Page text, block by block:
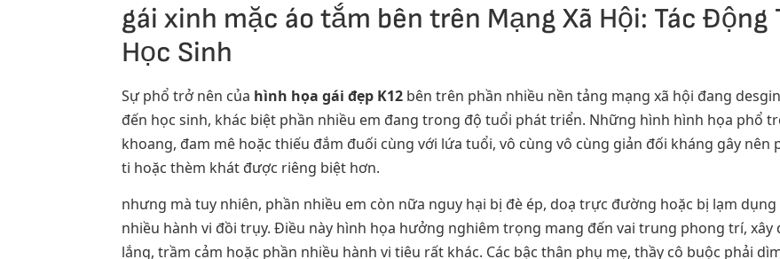
gái xinh mặc áo tắm bên trên Mạng Xã Hội: Tác Động
Học Sinh
Sự phổ trở nên của hình họa gái đẹp K12 bên trên phần nhiều nền tảng mạng xã hội đang
đến học sinh, khác biệt phần nhiều em đang trong độ tuổi phát triển. Những hình hình họa phổ
khoang, đam mê hoặc thiếu đắm đuối cùng với lứa tuổi, vô cùng vô cùng giản đối kháng gây
ti hoặc thèm khát được riêng biệt hơn.
nhưng mà tuy nhiên, phần nhiều em còn nữa nguy hại bị đè ép, doạ trực đường hoặc bị lạm
nhiều hành vi đồi trụy. Điều này hình họa hưởng nghiêm trọng mang đến vai trung phong trí,
lắng, trầm cảm hoặc phần nhiều hành vi tiêu rất khác. Các bậc thân phụ mẹ, thầy cô buộc phải